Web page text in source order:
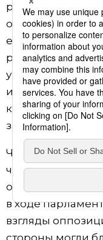
роли,
от Палаты
если не для того,
резолюции
углом, иногда
и обеспечивая
качественный
Что же
чтобы Палата
отведённую ей
в ходе
взгляды